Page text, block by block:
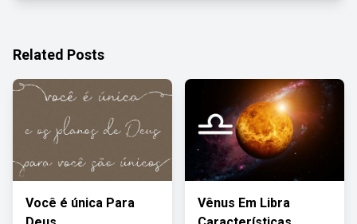
Related Posts
Você é única Para
Vênus Em Libra